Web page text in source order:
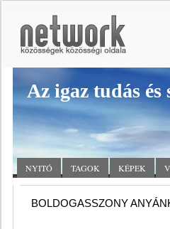
Az igaz tudás és
NYITÓ TAGOK KÉPEK
BOLDOGASSZONY